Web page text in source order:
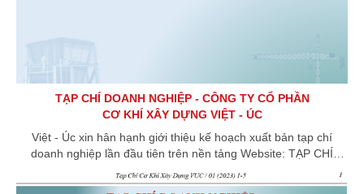
TẠP CHÍ DOANH NGHIỆP - CÔNG TY CỔ PHẦN
CƠ KHÍ XÂY DỰNG VIỆT - ÚC
Việt - Úc xin hân hạnh giới thiệu kế hoạch xuất bản tạp chí
doanh nghiệp lần đầu tiên trên nền tảng Website: TẠP CHÍ
DOANH NGHIỆP - CÔNG TY CỔ PHẦN CƠ KHÍ XÂY DỰNG
VIỆT ÚC